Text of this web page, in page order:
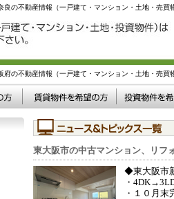
良の不動産情報（一戸建て・マンション・土地・売買
府の不動産情報（一戸建て・マンション・土地・売
東大阪市の中古マンション、リフ
◆東大阪市
・
・１０月末